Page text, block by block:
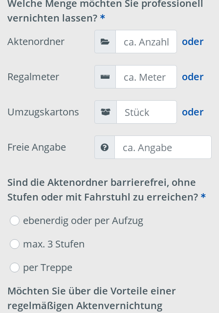
Welche Menge möchten Sie professionell
vernichten lassen?
Aktenordner
oder
Regalmeter oder
Umzugskartons oder
Freie Angabe
Sind die Aktenordner barrierefrei, ohne
Stufen oder mit Fahrstuhl zu erreichen?
ebenerdig oder per Aufzug
max. 3 Stufen
per Treppe
Möchten Sie über die Vorteile einer
regelmäßigen Aktenvernichtung